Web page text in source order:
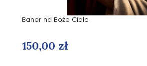
Baner na Boże Ciało
150,00 zł